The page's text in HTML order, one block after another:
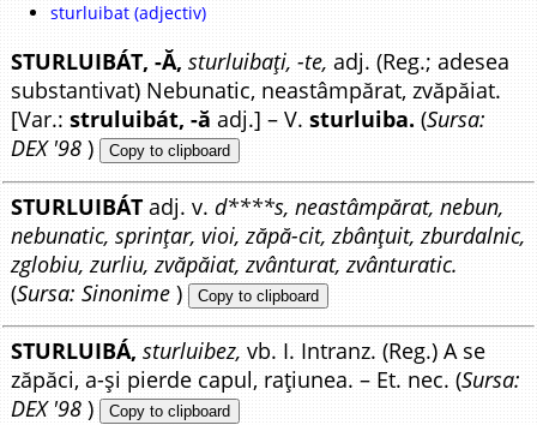
sturluibat (adjectiv)
STURLUIBÁT, -Ă, sturluibați, -te, adj. (Reg.; adesea
substantivat) Nebunatic, neastâmpărat, zvăpăiat.
[Var.:struluibát, -ă adj.] – V.sturluiba. (Sursa:
DEX '98 ) Copy to clipboard
STURLUIBÁT adj. v.d****s, neastâmpărat, nebun,
nebunatic, sprințar, vioi, zăpă-cit, zbânțuit, zburdalnic,
zglobiu, zurliu, zvăpăiat, zvânturat, zvânturatic.
(Sursa: Sinonime ) Copy to clipboard
STURLUIBÁ, sturluibez, vb. I. Intranz. (Reg.) A se
zăpăci, a-și pierde capul, rațiunea. – Et. nec. (Sursa:
DEX '98 ) Copy to clipboard